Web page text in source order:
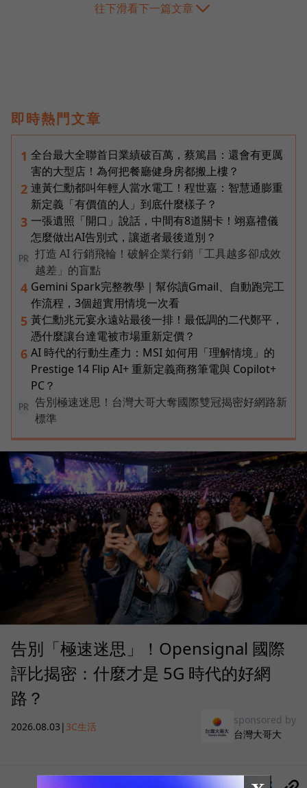
往下滑看下一篇文章
即時熱門文章
1 全台最大全聯首日業績破百萬，蔡篤昌：還會有更厲
害的大型店！為何把餐廳健身房都搬上樓？
2 連黃仁勳都叫年輕人當水電工！程世嘉：智慧通膨重
新定義「有價值的人」到底什麼樣子？
3 一張遺照「開口」說話，中間有8道關卡！翊嘉禮儀
怎麼做出AI告別式，讓逝者最後道別？
PR
打造 AI 行銷飛輪！破解企業行銷「工具越多卻成效
越差」的盲點
4 Gemini Spark完整教學｜幫你讀Gmail、自動跑完工
作流程，3個超實用情境一次看
5 黃仁勳兆元宴永遠站最後一排！最低調的二代鄭平，
憑什麼讓台達電被市場重新定價？
6 AI 時代的行動生產力：MSI 如何用「理解情境」的
Prestige 14 Flip AI+ 重新定義商務筆電與 Copilot+
PC？
PR
告別極速迷思！台灣大哥大奪國際雙冠揭密好網路新
標準
告別「極速迷思」！Opensignal 國際
評比揭密：什麼才是 5G 時代的好網
路？
2026.08.03 | 3C生活
sponsored by
台灣大哥大